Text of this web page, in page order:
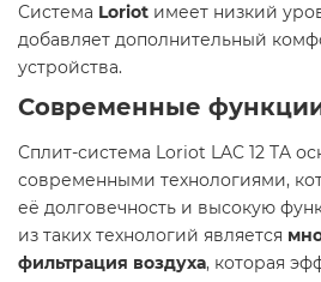
Система Loriot имеет низкий
добавляет дополнительный
устройства.
Современные
Сплит-система Loriot LAC 12 TA
современными технологиями,
её долговечность и высокую
из таких технологий является
фильтрация воздуха, которая